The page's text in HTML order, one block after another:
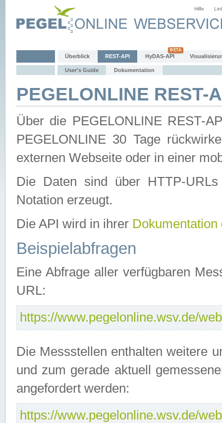
Hilfe
Überblick REST-API HyDAS-API
User's Guide Dokumentation
PEGELONLINE REST-
Über die PEGELONLINE REST-
PEGELONLINE 30 Tage
externen Webseite oder in einer
Die Daten sind über HTTP-
Notation erzeugt.
Die API wird in ihrer Dokumentation
Beispielabfragen
Eine Abfrage aller verfügbaren
URL:
https://www.pegelonline.wsv.de/
Die Messstellen enthalten weitere
und zum gerade aktuell
angefordert werden:
https://www.pegelonline.wsv.de/